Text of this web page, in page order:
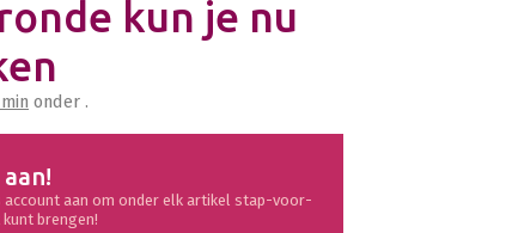
kun je nu
onder .
account aan om onder elk artikel stap-voor-
brengen!